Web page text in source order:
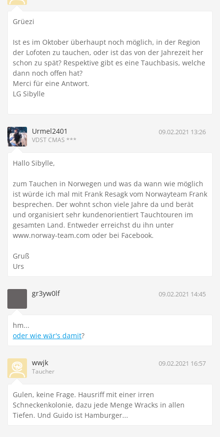
Grüezi
Ist es im Oktober überhaupt noch möglich, in der Region
der Lofoten zu tauchen, oder ist das von der Jahrezeit her
schon zu spät? Respektive gibt es eine Tauchbasis, welche
dann noch offen hat?
Merci für eine Antwort.
LG Sibylle
Urmel2401
VDST CMAS ***
09.02.2021 13:26
Hallo Sibylle,
zum Tauchen in Norwegen und was da wann wie möglich
ist würde ich mal mit Frank Resagk vom Norwayteam Frank
besprechen. Der wohnt schon viele Jahre da und berät
und organisiert sehr kundenorientiert Tauchtouren im
gesamten Land. Entweder erreichst du ihn unter
www.norway-team.com oder bei Facebook.
Gruß
Urs
gr3yw0lf 09.02.2021 14:45
hm...
oder wie wär's damit?
wwjk
Taucher
09.02.2021 16:57
Gulen, keine Frage. Hausriff mit einer irren
Schneckenkolonie, dazu jede Menge Wracks in allen
Tiefen. Und Guido ist Hamburger...